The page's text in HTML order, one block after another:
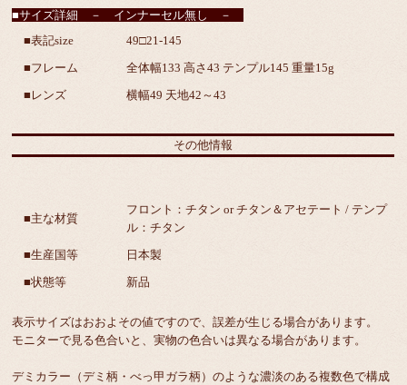
■サイズ詳細 － インナーセル無し －
■表記size
49□21-145
■フレーム
全体幅133 高さ43 テンプル145 重量15g
■レンズ
横幅49 天地42～43
その他情報
■主な材質
フロント：チタン or チタン＆アセテート / テンプ
ル：チタン
■生産国等
日本製
■状態等
新品
表示サイズはおおよその値ですので、誤差が生じる場合があります。
モニターで見る色合いと、実物の色合いは異なる場合があります。
デミカラー（デミ柄・べっ甲ガラ柄）のような濃淡のある複数色で構成